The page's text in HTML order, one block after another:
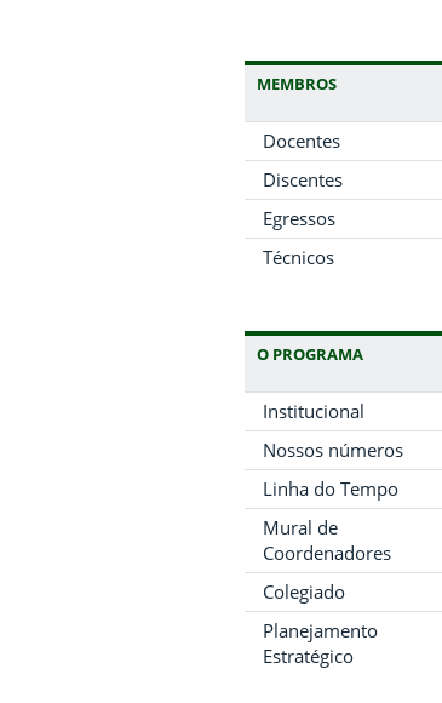
MEMBROS
Docentes
Discentes
Egressos
Técnicos
O PROGRAMA
Institucional
Nossos números
Linha do Tempo
Mural de
Coordenadores
Colegiado
Planejamento
Estratégico